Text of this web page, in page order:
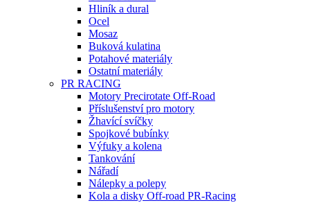
Hliník a dural
Ocel
Mosaz
Buková kulatina
Potahové materiály
Ostatní materiály
PR RACING
Motory Precirotate Off-Road
Příslušenství pro motory
Žhavící svíčky
Spojkové bubínky
Výfuky a kolena
Tankování
Nářadí
Nálepky a polepy
Kola a disky Off-road PR-Racing